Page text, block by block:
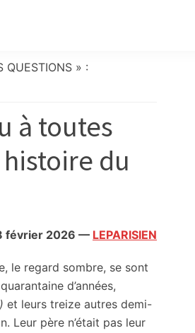
QUESTIONS » :
à toutes
du
février 2026 — LEPARISIEN
le regard sombre, se sont
d’années,
et leurs treize autres demi-
Leur père n’était pas leur